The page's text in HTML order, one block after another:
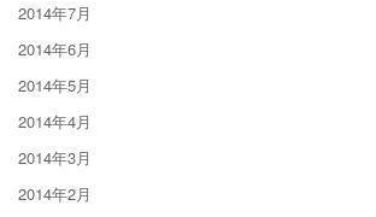
2014年7月
2014年6月
2014年5月
2014年4月
2014年3月
2014年2月